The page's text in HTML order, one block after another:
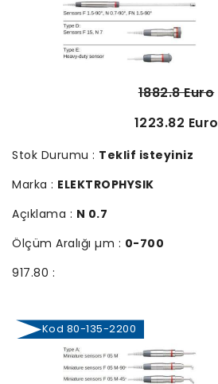
1882.8 Euro
1223.82 Euro
Stok Durumu : Teklif isteyiniz
Marka : ELEKTROPHYSIK
Açıklama : N 0.7
Ölçüm Aralığı µm : 0-700
917.80 :
Kod 80-135-2200